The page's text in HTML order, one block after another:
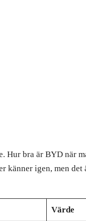
Hur bra är BYD
igen, men
Värde